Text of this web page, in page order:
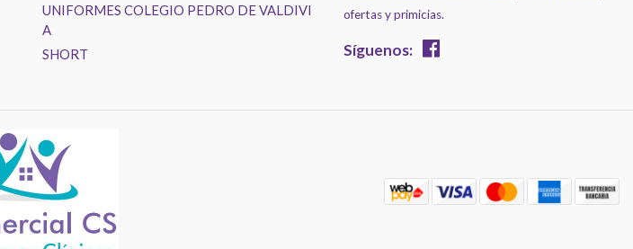
UNIFORMES COLEGIO PEDRO DE VALDIVI
A
SHORT
ofertas y primicias.
Síguenos: